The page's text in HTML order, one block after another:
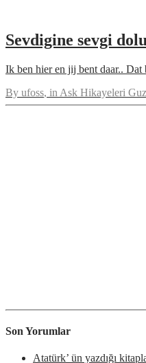
Sevdigine sevgi
Ik ben hier en jij bent daar..
By ufoss, in Ask Hikayeleri
Son Yorumlar
Atatürk’ ün yazdığı